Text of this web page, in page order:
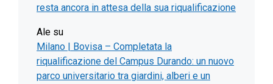
resta ancora in attesa della sua riqualificazione
Ale su
Milano | Bovisa – Completata la
riqualificazione del Campus Durando: un nuovo
parco universitario tra giardini, alberi e un